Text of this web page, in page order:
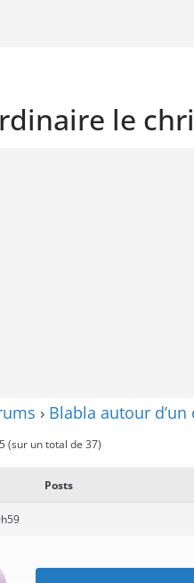
le
› Blabla autour d’un
(sur un total de 37)
Posts